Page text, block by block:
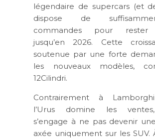
légendaire de supercars (et
dispose de
commandes pour rester
jusqu’en 2026. Cette
soutenue par une forte
les nouveaux modèles,
12Cilindri.
Contrairement à
l’Urus domine les
s’engage à ne pas devenir
axée uniquement sur les SUV.